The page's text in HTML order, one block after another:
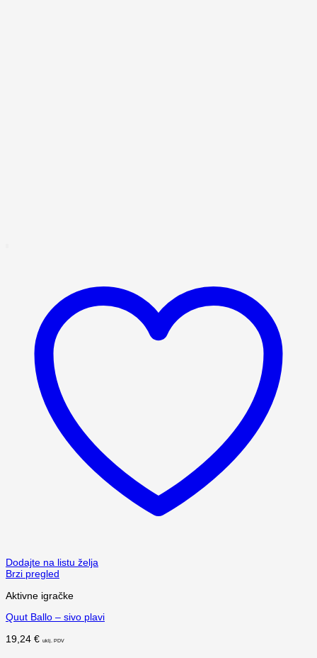
Dodajte na listu želja
Brzi pregled
Aktivne igračke
Quut Ballo – sivo plavi
19,24 € uklj. PDV